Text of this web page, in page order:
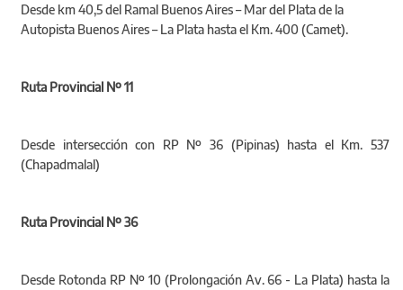
Desde km 40,5 del Ramal Buenos Aires – Mar del Plata de la
Autopista Buenos Aires – La Plata hasta el Km. 400 (Camet).
Ruta Provincial Nº 11
Desde intersección con RP Nº 36 (Pipinas) hasta el Km. 537
(Chapadmalal)
Ruta Provincial Nº 36
Desde Rotonda RP Nº 10 (Prolongación Av. 66 - La Plata) hasta la